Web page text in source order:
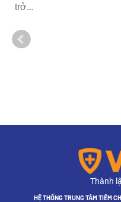
trở...
Thành
HỆ THỐNG TRUNG TÂM TIÊM